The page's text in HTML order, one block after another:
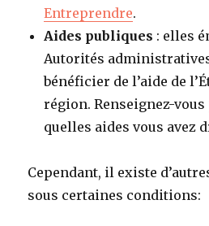
Entreprendre.
Aides publiques : elles
Autorités
bénéficier de l’aide de
région. Renseignez-
quelles aides vous avez
Cependant, il existe
sous certaines conditions: